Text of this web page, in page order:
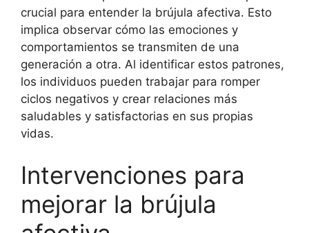
crucial para entender la brújula afectiva. Esto
implica observar cómo las emociones y
comportamientos se transmiten de una
generación a otra. Al identificar estos patrones,
los individuos pueden trabajar para romper
ciclos negativos y crear relaciones más
saludables y satisfactorias en sus propias
vidas.
Intervenciones para
mejorar la brújula